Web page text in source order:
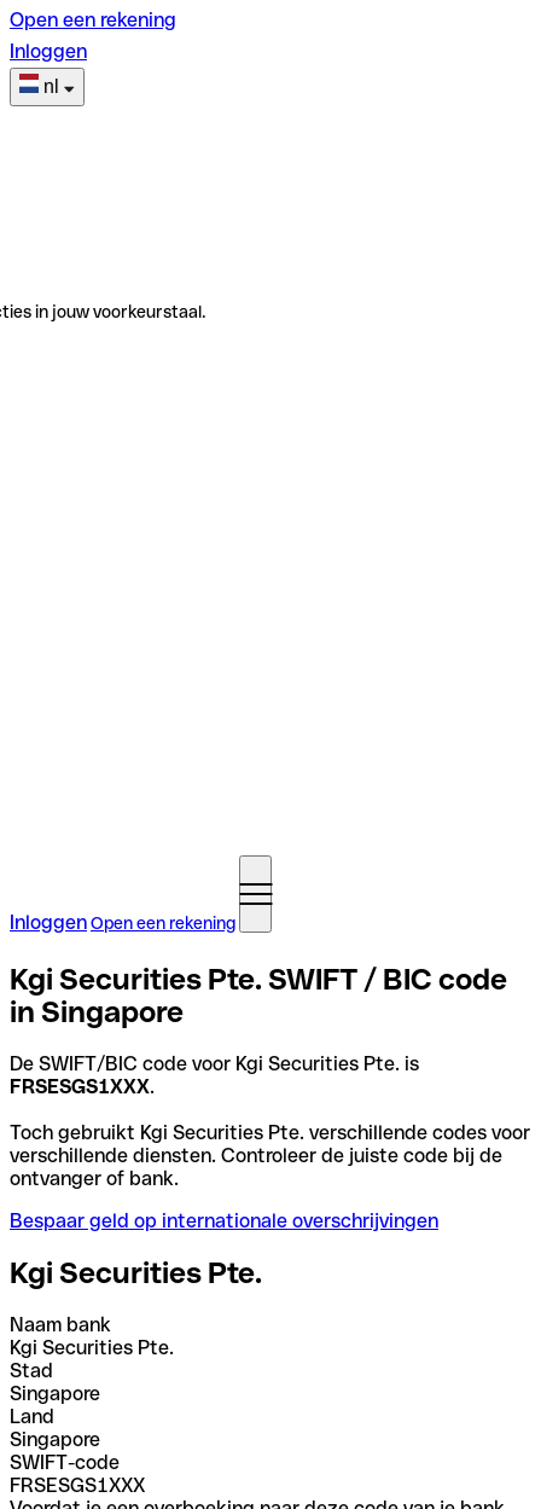
Open een rekening
Inloggen
nl
in jouw voorkeurstaal.
InloggenOpen een rekening
Kgi Securities Pte. SWIFT / BIC code
in Singapore
De SWIFT/BIC code voor Kgi Securities Pte. is
FRSESGS1XXX.
Toch gebruikt Kgi Securities Pte. verschillende codes voor
verschillende diensten. Controleer de juiste code bij de
ontvanger of bank.
Bespaar geld op internationale overschrijvingen
Kgi Securities Pte.
Naam bank
Kgi Securities Pte.
Stad
Singapore
Land
Singapore
SWIFT-code
FRSESGS1XXX